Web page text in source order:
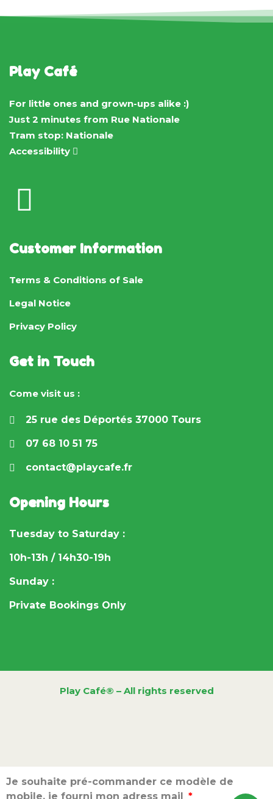
Play Café
For little ones and grown-ups alike :)
Just 2 minutes from Rue Nationale
Tram stop: Nationale
Accessibility
Customer Information
Terms & Conditions of Sale
Legal Notice
Privacy Policy
Get in Touch
Come visit us :
25 rue des Déportés 37000 Tours
07 68 10 51 75
contact@playcafe.fr
Opening Hours
Tuesday to Saturday :
10h-13h / 14h30-19h
Sunday :
Private Bookings Only
Play Café® – All rights reserved
Je souhaite pré-commander ce modèle de
mobile, je fourni mon adress mail